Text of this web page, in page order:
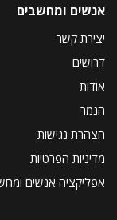
אנשים ומחשבים
יצירת קשר
דרושים
אודות
הנמר
הצהרת נגישות
מדיניות הפרטיות
אפליקציה אנשים